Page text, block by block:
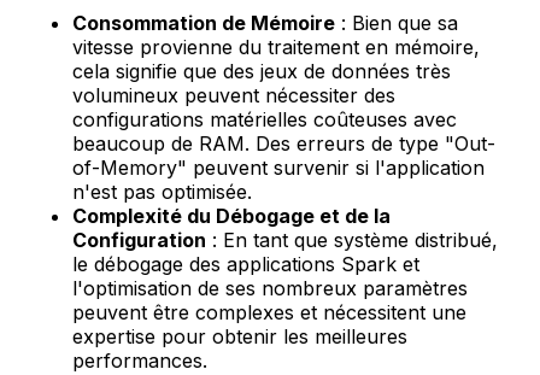
Consommation de Mémoire : Bien que sa
vitesse provienne du traitement en mémoire,
cela signifie que des jeux de données très
volumineux peuvent nécessiter des
configurations matérielles coûteuses avec
beaucoup de RAM. Des erreurs de type "Out-
of-Memory" peuvent survenir si l'application
n'est pas optimisée.
Complexité du Débogage et de la
Configuration : En tant que système distribué,
le débogage des applications Spark et
l'optimisation de ses nombreux paramètres
peuvent être complexes et nécessitent une
expertise pour obtenir les meilleures
performances.